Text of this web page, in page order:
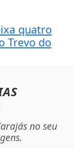
quatro
Trevo do
no seu